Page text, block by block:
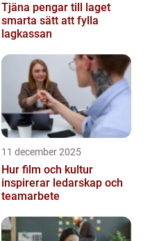
Tjäna pengar till laget
smarta sätt att fylla
lagkassan
11 december 2025
Hur film och kultur
inspirerar ledarskap och
teamarbete